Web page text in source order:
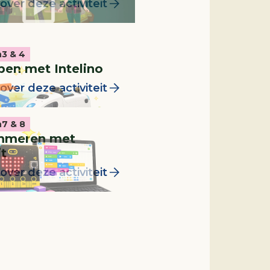
deze activiteit
3 & 4
met Intelino
deze activiteit
7 & 8
met
deze activiteit